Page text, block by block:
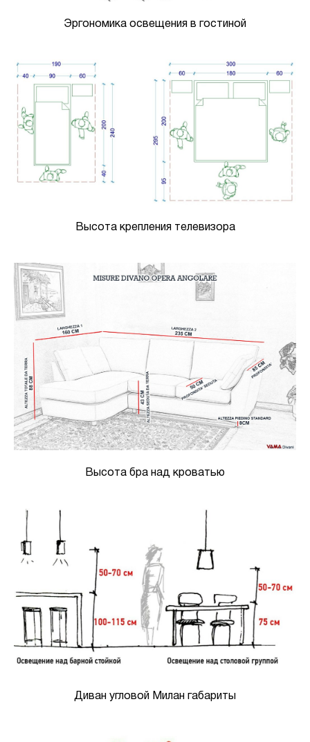
Эргономика освещения в гостиной
Высота крепления телевизора
Высота бра над кроватью
Диван угловой Милан габариты